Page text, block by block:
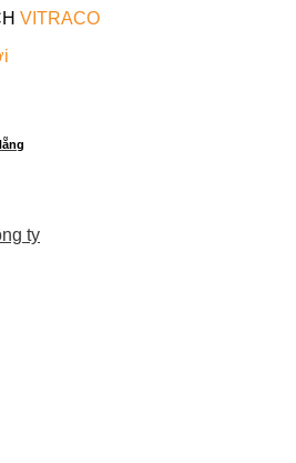
VITRACO
ty